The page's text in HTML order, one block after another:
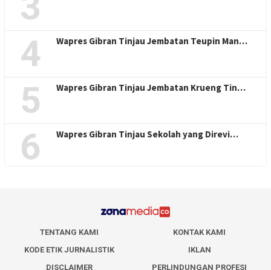
4 Wapres Gibran Tinjau Jembatan Teupin Man…
5 Wapres Gibran Tinjau Jembatan Krueng Tin…
6 Wapres Gibran Tinjau Sekolah yang Direvi…
TENTANG KAMI
KONTAK KAMI
KODE ETIK JURNALISTIK
IKLAN
DISCLAIMER
PERLINDUNGAN PROFESI